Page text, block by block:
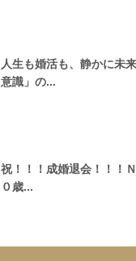
人生も婚活も、静かに未
意識」の...
祝！！！成婚退会！！！
０歳...